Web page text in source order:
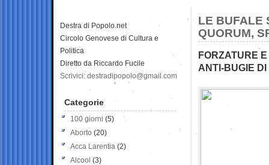
LE BUFALE
QUORUM,
FORZATURE
ANTI-BUGIE DI
Destra di Popolo.net
Circolo Genovese di Cultura e
Politica
Diretto da Riccardo Fucile
Scrivici: destradipopolo@gmail.com
Categorie
100 giorni (5)
Aborto (20)
Acca Larentia (2)
Alcool (3)